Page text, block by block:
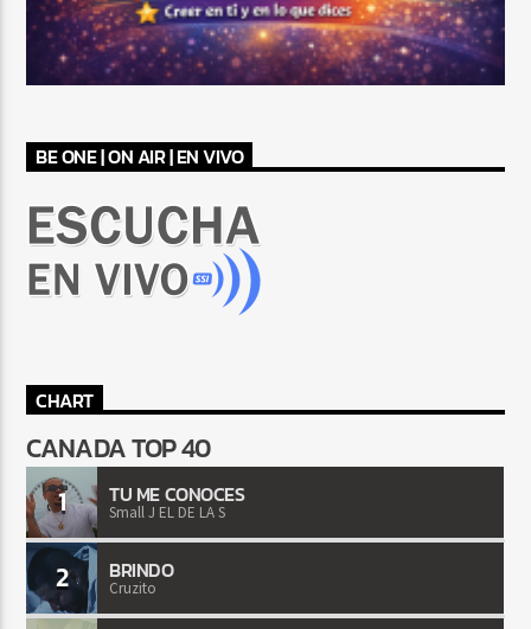
BE ONE | ON AIR | EN VIVO
CHART
CANADA TOP 40
1 TU ME CONOCES
Small J EL DE LA S
2 BRINDO
Cruzito